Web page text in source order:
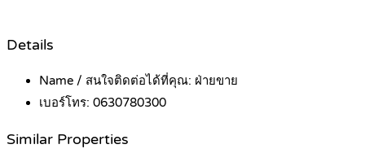
Details
Name / สนใจติดต่อได้ที่คุณ: ฝ่ายขาย
เบอร์โทร: 0630780300
Similar Properties